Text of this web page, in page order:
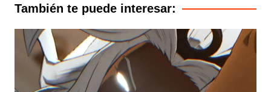
También te puede interesar: